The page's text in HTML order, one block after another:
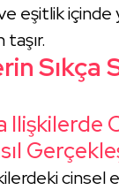
eşitlik
Sıkça
Ilişkilerde
cinsel